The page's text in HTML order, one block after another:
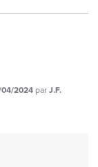
04/2024 parJ.F.